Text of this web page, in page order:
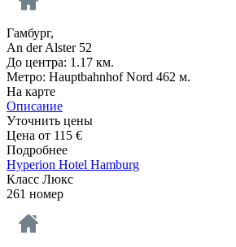
Гамбург,
An der Alster 52
До центра: 1.17 км.
Метро: Hauptbahnhof Nord 462 м.
На карте
Описание
Уточнить цены
Цена от 115 €
Подробнее
Hyperion Hotel Hamburg
Класс Люкс
261 номер